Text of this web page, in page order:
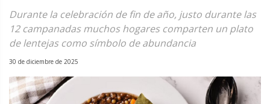
Durante la celebración de fin de año, justo durante las
12 campanadas muchos hogares comparten un plato
de lentejas como símbolo de abundancia
30 de diciembre de 2025